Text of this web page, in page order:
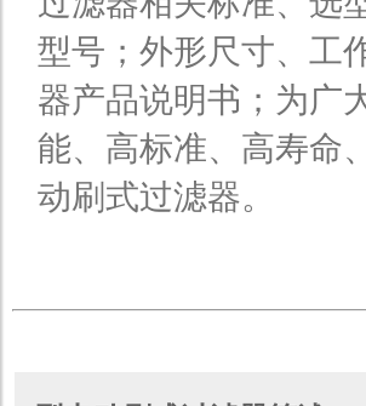
型号；外形尺寸、工
器产品说明书；为广
能、高标准、高寿命
动刷式过滤器。